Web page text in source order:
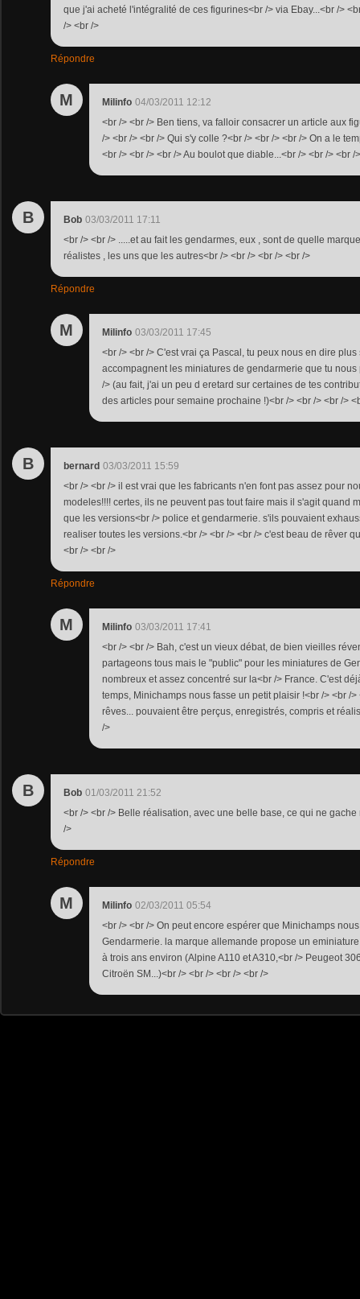
que j'ai acheté l'intégralité de ces figurines<br /> via Ebay...<br />
/> <br />
Répondre
M Milinfo 04/03/2011 12:12
<br /> <br /> Ben tiens, va falloir consacrer un article aux
/> <br /> <br /> Qui s'y colle ?<br /> <br /> <br /> On a le
<br /> <br /> <br /> Au boulot que diable...<br /> <br /> <br /
B Bob 03/03/2011 17:11
<br /> <br /> .....et au fait les gendarmes, eux , sont de quelle
réalistes , les uns que les autres<br /> <br /> <br /> <br />
Répondre
M Milinfo 03/03/2011 17:45
<br /> <br /> C'est vrai ça Pascal, tu peux nous en dire
accompagnent les miniatures de gendarmerie que tu nous
/> (au fait, j'ai un peu d eretard sur certaines de tes
des articles pour semaine prochaine !)<br /> <br /> <br />
B bernard 03/03/2011 15:59
<br /> <br /> il est vrai que les fabricants n'en font pas assez pour
modeles!!!! certes, ils ne peuvent pas tout faire mais il s'agit quand
que les versions<br /> police et gendarmerie. s'ils pouvaient
realiser toutes les versions.<br /> <br /> <br /> c'est beau de rêver
<br /> <br />
Répondre
M Milinfo 03/03/2011 17:41
<br /> <br /> Bah, c'est un vieux débat, de bien vieilles
partageons tous mais le "public" pour les miniatures de
nombreux et assez concentré sur la<br /> France. C'est
temps, Minichamps nous fasse un petit plaisir !<br /> <br />
rêves... pouvaient être perçus, enregistrés, compris et
/>
B Bob 01/03/2011 21:52
<br /> <br /> Belle réalisation, avec une belle base, ce qui ne gache
/>
Répondre
M Milinfo 02/03/2011 05:54
<br /> <br /> On peut encore espérer que Minichamps
Gendarmerie. la marque allemande propose un
à trois ans environ (Alpine A110 et A310,<br /> Peugeot
Citroën SM...)<br /> <br /> <br /> <br />